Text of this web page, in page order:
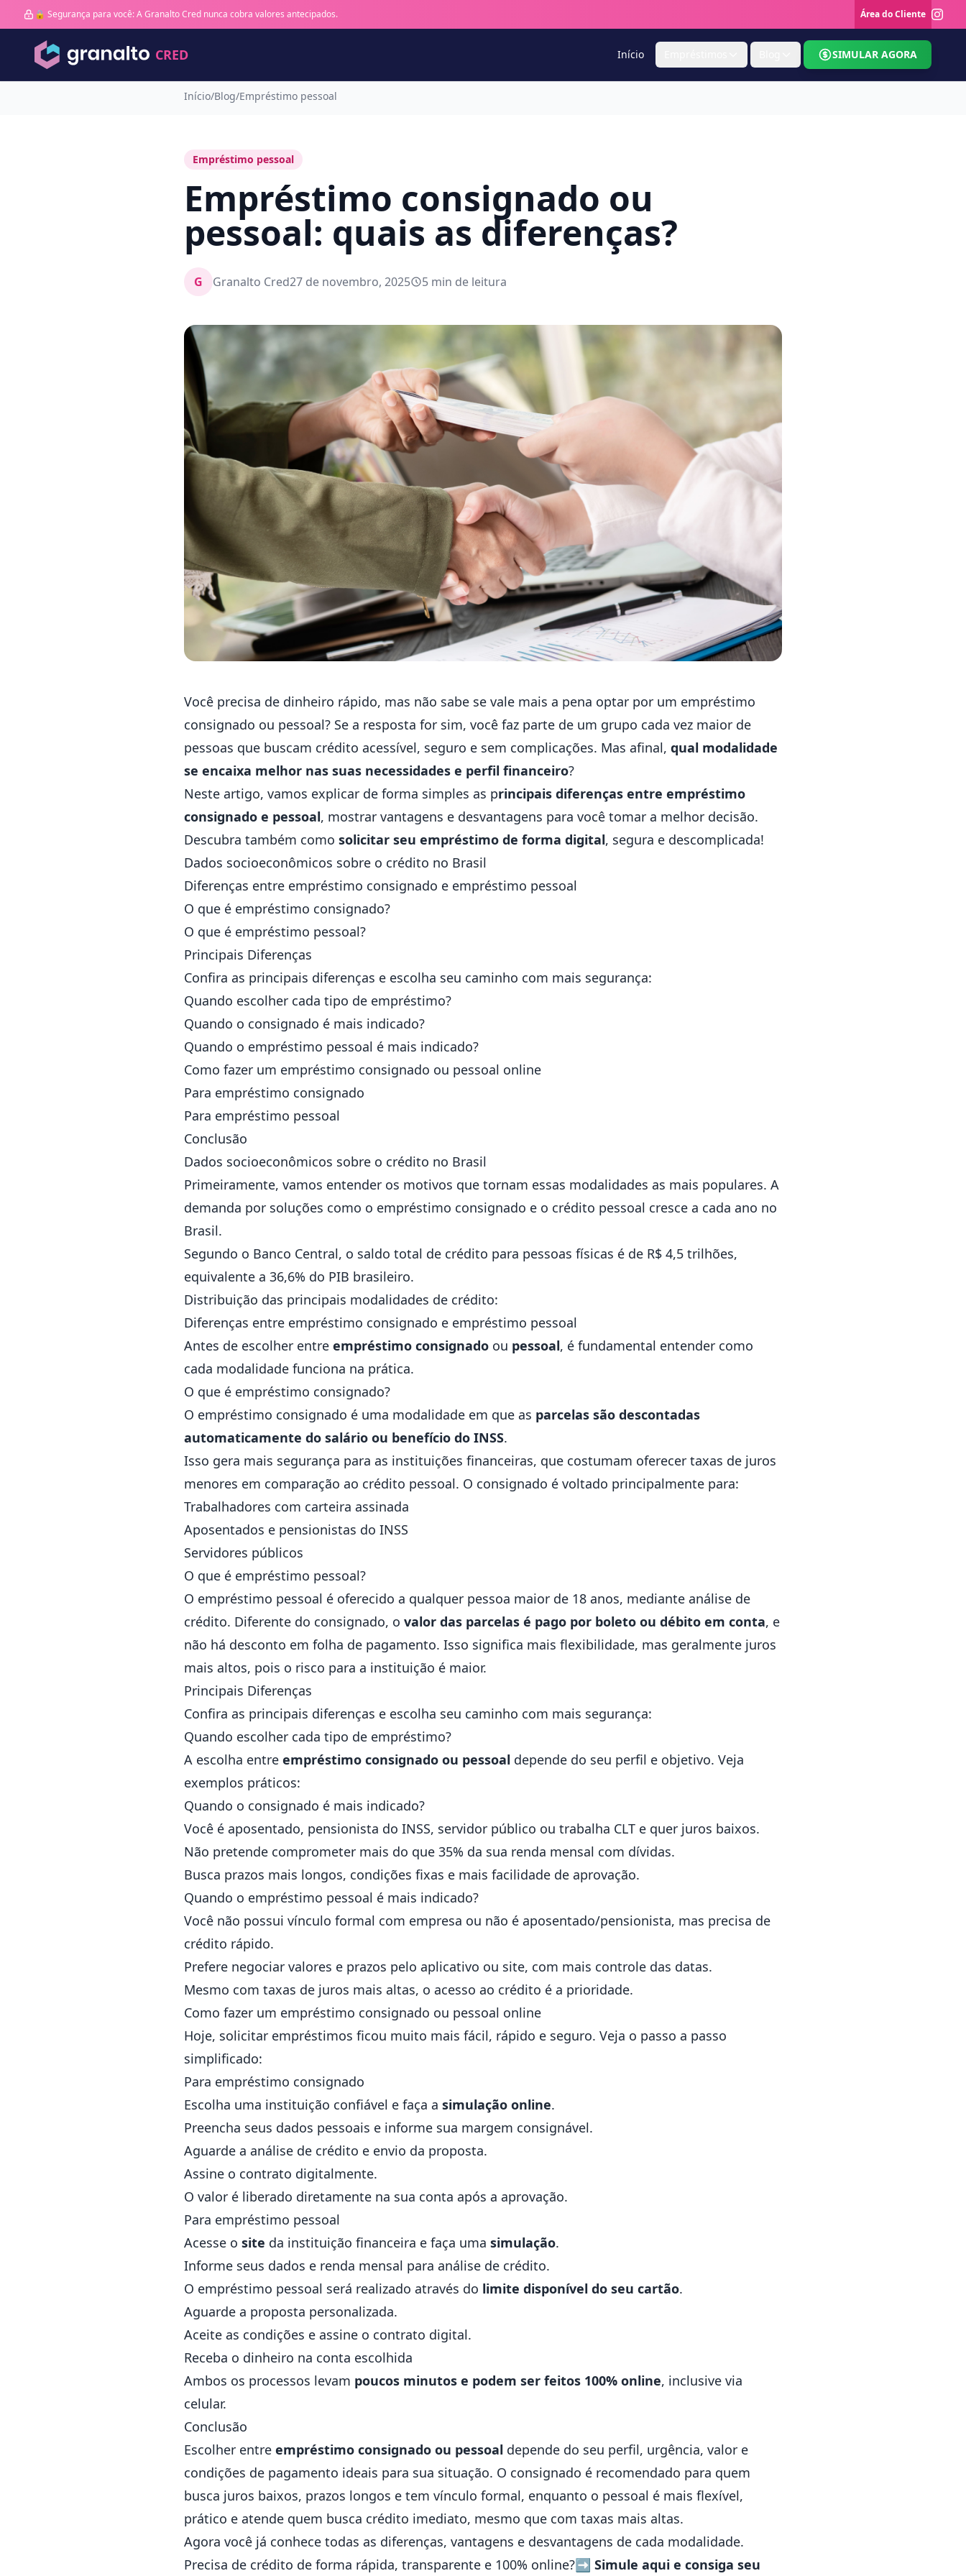
🔒 Segurança para você: A Granalto Cred nunca cobra valores antecipados. Área do Cliente
CRED Início SIMULAR AGORA
Início/Blog/Empréstimo pessoal
Empréstimo pessoal
Empréstimo consignado ou
pessoal: quais as diferenças?
G Granalto Cred27 de novembro, 2025 5 min de leitura
Você precisa de dinheiro rápido, mas não sabe se vale mais a pena optar por um empréstimo
consignado ou pessoal? Se a resposta for sim, você faz parte de um grupo cada vez maior de
pessoas que buscam crédito acessível, seguro e sem complicações. Mas afinal, qual modalidade
se encaixa melhor nas suas necessidades e perfil financeiro?
Neste artigo, vamos explicar de forma simples as principais diferenças entre empréstimo
consignado e pessoal, mostrar vantagens e desvantagens para você tomar a melhor decisão.
Descubra também como solicitar seu empréstimo de forma digital, segura e descomplicada!
Dados socioeconômicos sobre o crédito no Brasil
Diferenças entre empréstimo consignado e empréstimo pessoal
O que é empréstimo consignado?
O que é empréstimo pessoal?
Principais Diferenças
Confira as principais diferenças e escolha seu caminho com mais segurança:
Quando escolher cada tipo de empréstimo?
Quando o consignado é mais indicado?
Quando o empréstimo pessoal é mais indicado?
Como fazer um empréstimo consignado ou pessoal online
Para empréstimo consignado
Para empréstimo pessoal
Conclusão
Dados socioeconômicos sobre o crédito no Brasil
Primeiramente, vamos entender os motivos que tornam essas modalidades as mais populares. A
demanda por soluções como o empréstimo consignado e o crédito pessoal cresce a cada ano no
Brasil.
Segundo o Banco Central, o saldo total de crédito para pessoas físicas é de R$ 4,5 trilhões,
equivalente a 36,6% do PIB brasileiro.
Distribuição das principais modalidades de crédito:
Diferenças entre empréstimo consignado e empréstimo pessoal
Antes de escolher entre empréstimo consignado ou pessoal, é fundamental entender como
cada modalidade funciona na prática.
O que é empréstimo consignado?
O empréstimo consignado é uma modalidade em que as parcelas são descontadas
automaticamente do salário ou benefício do INSS.
Isso gera mais segurança para as instituições financeiras, que costumam oferecer taxas de juros
menores em comparação ao crédito pessoal. O consignado é voltado principalmente para:
Trabalhadores com carteira assinada
Aposentados e pensionistas do INSS
Servidores públicos
O que é empréstimo pessoal?
O empréstimo pessoal é oferecido a qualquer pessoa maior de 18 anos, mediante análise de
crédito. Diferente do consignado, o valor das parcelas é pago por boleto ou débito em conta, e
não há desconto em folha de pagamento. Isso significa mais flexibilidade, mas geralmente juros
mais altos, pois o risco para a instituição é maior.
Principais Diferenças
Confira as principais diferenças e escolha seu caminho com mais segurança:
Quando escolher cada tipo de empréstimo?
A escolha entre empréstimo consignado ou pessoal depende do seu perfil e objetivo. Veja
exemplos práticos:
Quando o consignado é mais indicado?
Você é aposentado, pensionista do INSS, servidor público ou trabalha CLT e quer juros baixos.
Não pretende comprometer mais do que 35% da sua renda mensal com dívidas.
Busca prazos mais longos, condições fixas e mais facilidade de aprovação.
Quando o empréstimo pessoal é mais indicado?
Você não possui vínculo formal com empresa ou não é aposentado/pensionista, mas precisa de
crédito rápido.
Prefere negociar valores e prazos pelo aplicativo ou site, com mais controle das datas.
Mesmo com taxas de juros mais altas, o acesso ao crédito é a prioridade.
Como fazer um empréstimo consignado ou pessoal online
Hoje, solicitar empréstimos ficou muito mais fácil, rápido e seguro. Veja o passo a passo
simplificado:
Para empréstimo consignado
Escolha uma instituição confiável e faça a simulação online.
Preencha seus dados pessoais e informe sua margem consignável.
Aguarde a análise de crédito e envio da proposta.
Assine o contrato digitalmente.
O valor é liberado diretamente na sua conta após a aprovação.
Para empréstimo pessoal
Acesse o site da instituição financeira e faça uma simulação.
Informe seus dados e renda mensal para análise de crédito.
O empréstimo pessoal será realizado através do limite disponível do seu cartão.
Aguarde a proposta personalizada.
Aceite as condições e assine o contrato digital.
Receba o dinheiro na conta escolhida
Ambos os processos levam poucos minutos e podem ser feitos 100% online, inclusive via
celular.
Conclusão
Escolher entre empréstimo consignado ou pessoal depende do seu perfil, urgência, valor e
condições de pagamento ideais para sua situação. O consignado é recomendado para quem
busca juros baixos, prazos longos e tem vínculo formal, enquanto o pessoal é mais flexível,
prático e atende quem busca crédito imediato, mesmo que com taxas mais altas.
Agora você já conhece todas as diferenças, vantagens e desvantagens de cada modalidade.
Precisa de crédito de forma rápida, transparente e 100% online?➡️ Simule aqui e consiga seu